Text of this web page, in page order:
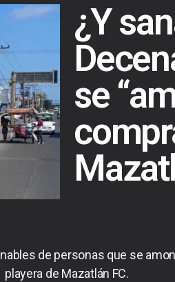
¿Y
se
de personas que se
playera de Mazatlán FC.